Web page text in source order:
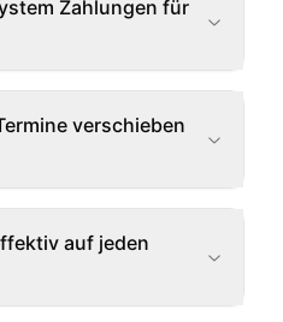
Zahlungen für
verschieben
auf jeden